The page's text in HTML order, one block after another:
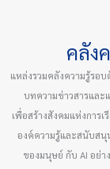
คลัง
แหล่งรวมคลังความรู้รอบ
บทความข่าวสารและ
เพื่อสร้างสังคมแห่งการ
องค์ความรู้และสนับส
ของมนุษย์ กับ AI อย่